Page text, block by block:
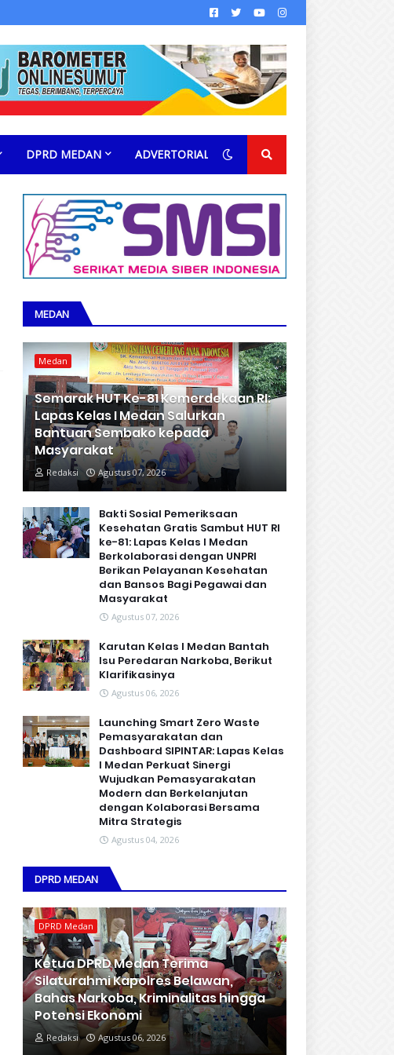
DPRD MEDAN ADVERTORIAL
MEDAN
Medan
Semarak HUT Ke-81 Kemerdekaan RI:
Lapas Kelas I Medan Salurkan
Bantuan Sembako kepada
Masyarakat
Redaksi Agustus 07, 2026
Bakti Sosial Pemeriksaan
Kesehatan Gratis Sambut HUT RI
ke-81: Lapas Kelas I Medan
Berkolaborasi dengan UNPRI
Berikan Pelayanan Kesehatan
dan Bansos Bagi Pegawai dan
Masyarakat
Agustus 07, 2026
Karutan Kelas I Medan Bantah
Isu Peredaran Narkoba, Berikut
Klarifikasinya
Agustus 06, 2026
Launching Smart Zero Waste
Pemasyarakatan dan
Dashboard SIPINTAR: Lapas Kelas
I Medan Perkuat Sinergi
Wujudkan Pemasyarakatan
Modern dan Berkelanjutan
dengan Kolaborasi Bersama
Mitra Strategis
Agustus 04, 2026
DPRD MEDAN
DPRD Medan
Ketua DPRD Medan Terima
Silaturahmi Kapolres Belawan,
Bahas Narkoba, Kriminalitas hingga
Potensi Ekonomi
Redaksi Agustus 06, 2026